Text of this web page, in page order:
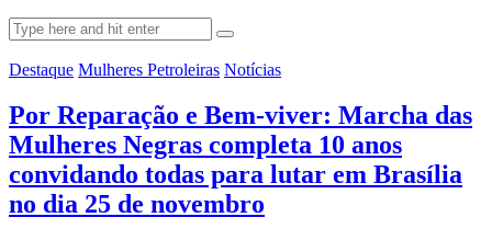
Destaque Mulheres Petroleiras Notícias
Por Reparação e Bem-viver: Marcha das
Mulheres Negras completa 10 anos
convidando todas para lutar em Brasília
no dia 25 de novembro